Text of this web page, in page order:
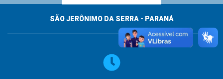
SÃO JERÔNIMO DA SERRA - PARANÁ